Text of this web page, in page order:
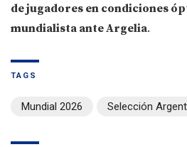
de jugadores en condiciones
mundialista ante Argelia.
TAGS
Mundial 2026 Selección